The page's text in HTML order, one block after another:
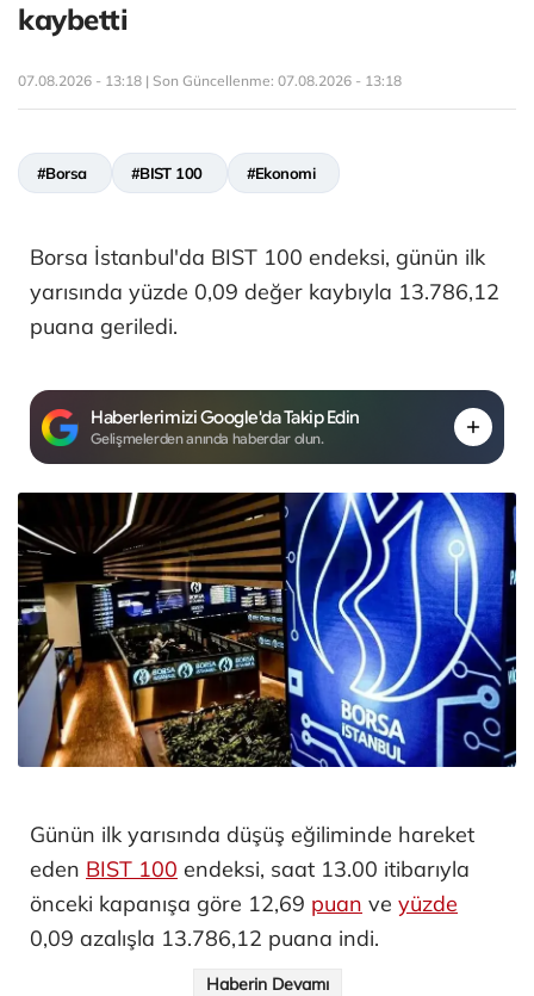
kaybetti
07.08.2026 - 13:18 | Son Güncellenme: 07.08.2026 - 13:18
#Borsa #BIST 100 #Ekonomi
Borsa İstanbul'da BIST 100 endeksi, günün ilk
yarısında yüzde 0,09 değer kaybıyla 13.786,12
puana geriledi.
Haberlerimizi Google'da Takip Edin
Gelişmelerden anında haberdar olun.
Günün ilk yarısında düşüş eğiliminde hareket
eden BIST 100 endeksi, saat 13.00 itibarıyla
önceki kapanışa göre 12,69 puan ve yüzde
0,09 azalışla 13.786,12 puana indi.
Haberin Devamı